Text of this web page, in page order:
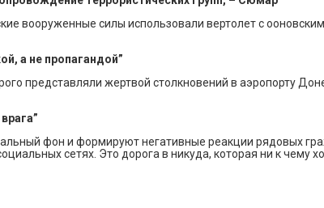
вооруженные силы использовали вертолет с
а не пропагандой”
представляли жертвой столкновений в аэропорту
фон и формируют негативные реакции рядовых
сетях. Это дорога в никуда, которая ни к чему